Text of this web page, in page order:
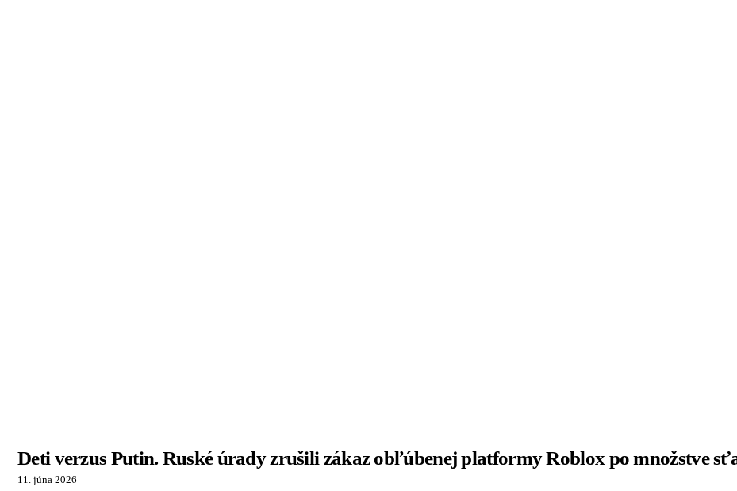
Deti verzus Putin. Ruské úrady zrušili zákaz obľúbenej platformy Roblox po množstve
11. júna 2026